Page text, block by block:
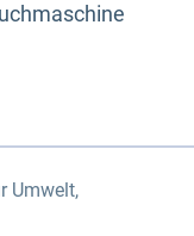
Umwelt,